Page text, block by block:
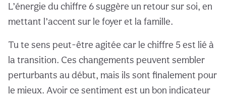
L’énergie du chiffre 6 suggère un retour sur soi, en
mettant l’accent sur le foyer et la famille.
Tu te sens peut-être agitée car le chiffre 5 est lié à
la transition. Ces changements peuvent sembler
perturbants au début, mais ils sont finalement pour
le mieux. Avoir ce sentiment est un bon indicateur